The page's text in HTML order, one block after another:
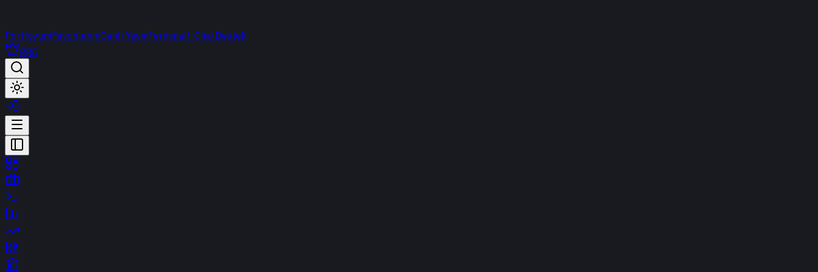
PortföyümFavorilerimCanlı YayınTerminalt-ChatDestek
PRO